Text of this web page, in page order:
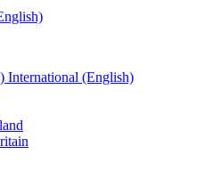
International (English)